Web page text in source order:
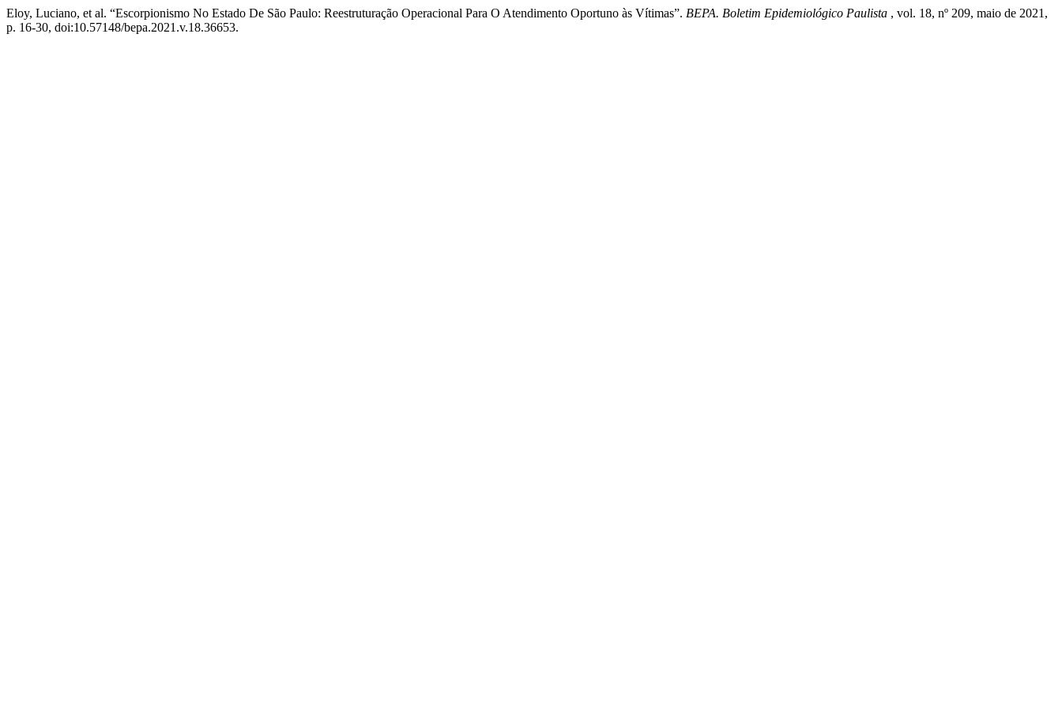
Eloy, Luciano, et al. “Escorpionismo No Estado De São Paulo: Reestruturação Operacional Para O Atendimento Oportuno às Vítimas”. BEPA. Boletim Epidemiológico Paulista , vol. 18, nº 209, maio de 2021,
p. 16-30, doi:10.57148/bepa.2021.v.18.36653.